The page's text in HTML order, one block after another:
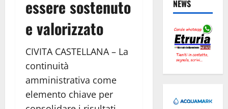
essere sostenuto
e valorizzato
CIVITA CASTELLANA – La
continuità
amministrativa come
elemento chiave per
NEWS